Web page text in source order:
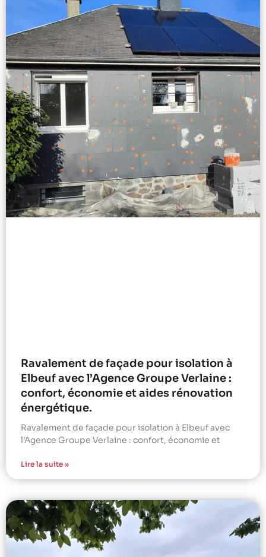
Ravalement de façade pour isolation à
Elbeuf avec l’Agence Groupe Verlaine :
confort, économie et aides rénovation
énergétique.
Ravalement de façade pour isolation à Elbeuf avec
l’Agence Groupe Verlaine : confort, économie et
Lire la suite »